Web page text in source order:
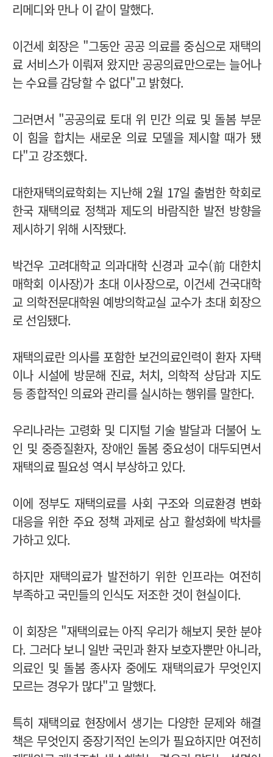
리메디와 만나 이 같이 말했다.
이건세 회장은 "그동안 공공 의료를 중심으로 재택의
료 서비스가 이뤄져 왔지만 공공의료만으로는 늘어나
는 수요를 감당할 수 없다"고 밝혔다.
그러면서 "공공의료 토대 위 민간 의료 및 돌봄 부문
이 힘을 합치는 새로운 의료 모델을 제시할 때가 됐
다"고 강조했다.
대한재택의료학회는 지난해 2월 17일 출범한 학회로
한국 재택의료 정책과 제도의 바람직한 발전 방향을
제시하기 위해 시작됐다.
박건우 고려대학교 의과대학 신경과 교수(前 대한치
매학회 이사장)가 초대 이사장으로, 이건세 건국대학
교 의학전문대학원 예방의학교실 교수가 초대 회장으
로 선임됐다.
재택의료란 의사를 포함한 보건의료인력이 환자 자택
이나 시설에 방문해 진료, 처치, 의학적 상담과 지도
등 종합적인 의료와 관리를 실시하는 행위를 말한다.
우리나라는 고령화 및 디지털 기술 발달과 더불어 노
인 및 중증질환자, 장애인 돌봄 중요성이 대두되면서
재택의료 필요성 역시 부상하고 있다.
이에 정부도 재택의료를 사회 구조와 의료환경 변화
대응을 위한 주요 정책 과제로 삼고 활성화에 박차를
가하고 있다.
하지만 재택의료가 발전하기 위한 인프라는 여전히
부족하고 국민들의 인식도 저조한 것이 현실이다.
이 회장은 "재택의료는 아직 우리가 해보지 못한 분야
다. 그러다 보니 일반 국민과 환자 보호자뿐만 아니라,
의료인 및 돌봄 종사자 중에도 재택의료가 무엇인지
모르는 경우가 많다"고 말했다.
특히 재택의료 현장에서 생기는 다양한 문제와 해결
책은 무엇인지 중장기적인 논의가 필요하지만 여전히